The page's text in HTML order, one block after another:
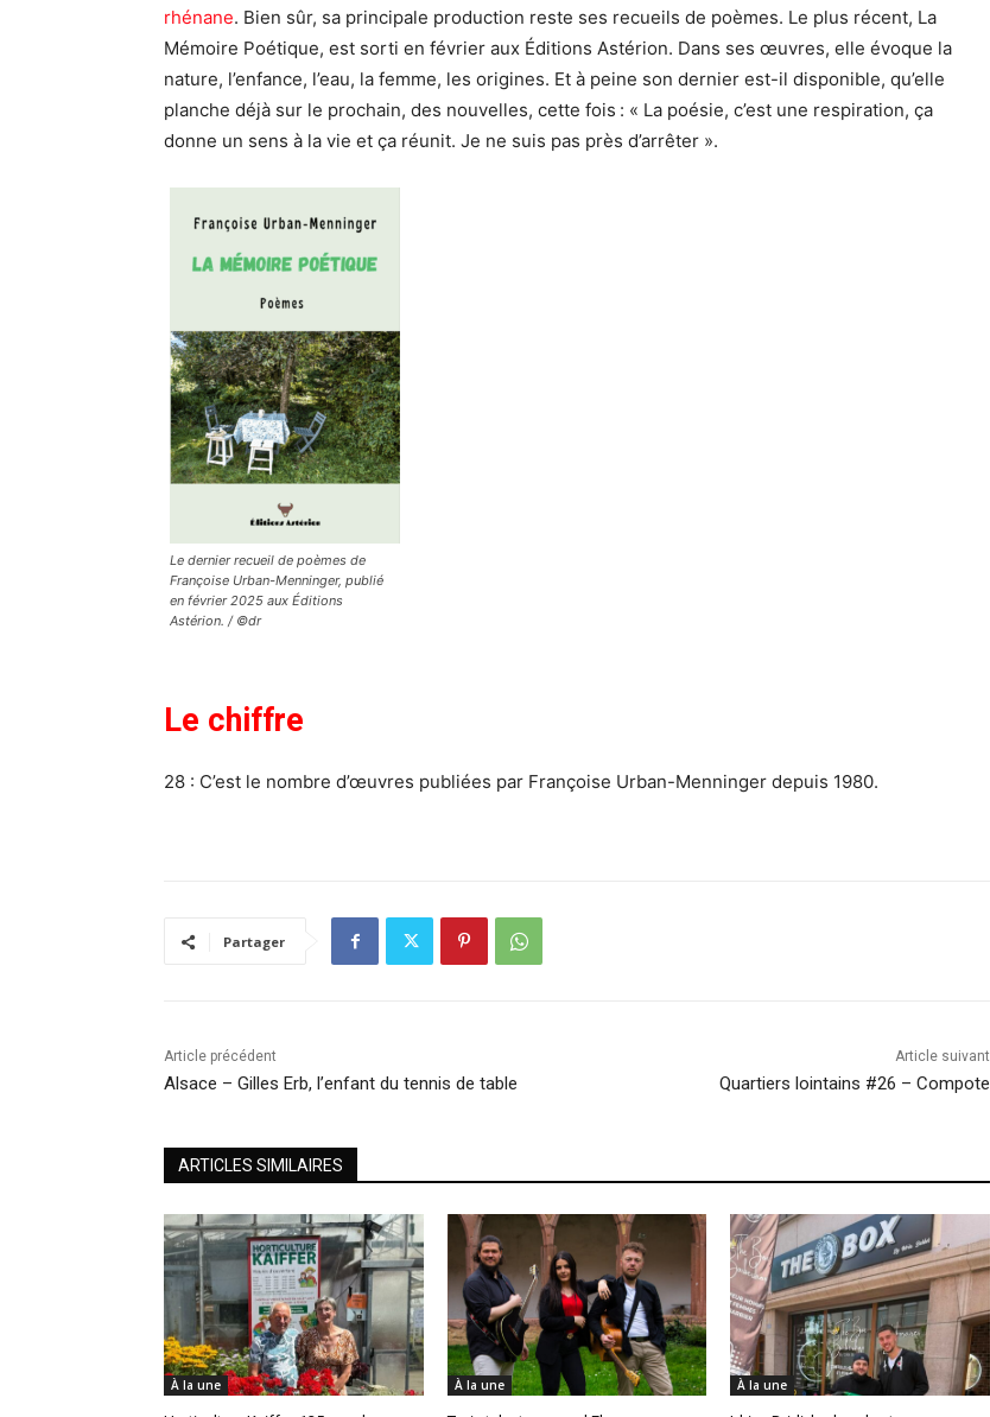
rhénane. Bien sûr, sa principale production reste ses recueils de poèmes. Le plus récent, La
Mémoire Poétique, est sorti en février aux Éditions Astérion. Dans ses œuvres, elle évoque la
nature, l’enfance, l’eau, la femme, les origines. Et à peine son dernier est-il disponible, qu’elle
planche déjà sur le prochain, des nouvelles, cette fois : « La poésie, c’est une respiration, ça
donne un sens à la vie et ça réunit. Je ne suis pas près d’arrêter ».
Le dernier recueil de poèmes de
Françoise Urban-Menninger, publié
en février 2025 aux Éditions
Astérion. / ©dr
Le chiffre
28 : C’est le nombre d’œuvres publiées par Françoise Urban-Menninger depuis 1980.
Partager
Article précédent
Alsace – Gilles Erb, l’enfant du tennis de table
Article suivant
Quartiers lointains #26 – Compote
ARTICLES SIMILAIRES
À la une À la une À la une